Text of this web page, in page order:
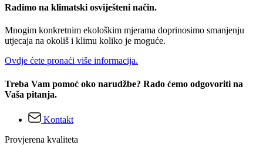
Radimo na klimatski osviješteni način.
Mnogim konkretnim ekološkim mjerama doprinosimo smanjenju
utjecaja na okoliš i klimu koliko je moguće.
Ovdje ćete pronaći više informacija.
Treba Vam pomoć oko narudžbe? Rado ćemo odgovoriti na
Vaša pitanja.
Kontakt
Provjerena kvaliteta